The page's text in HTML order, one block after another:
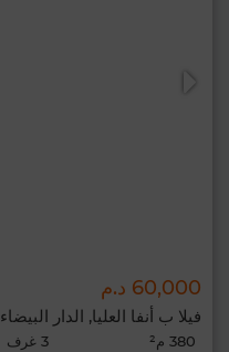
60,000 د.م
فيلا ب أنفا العليا, الدار البيضاء
380 م² 3 غرف